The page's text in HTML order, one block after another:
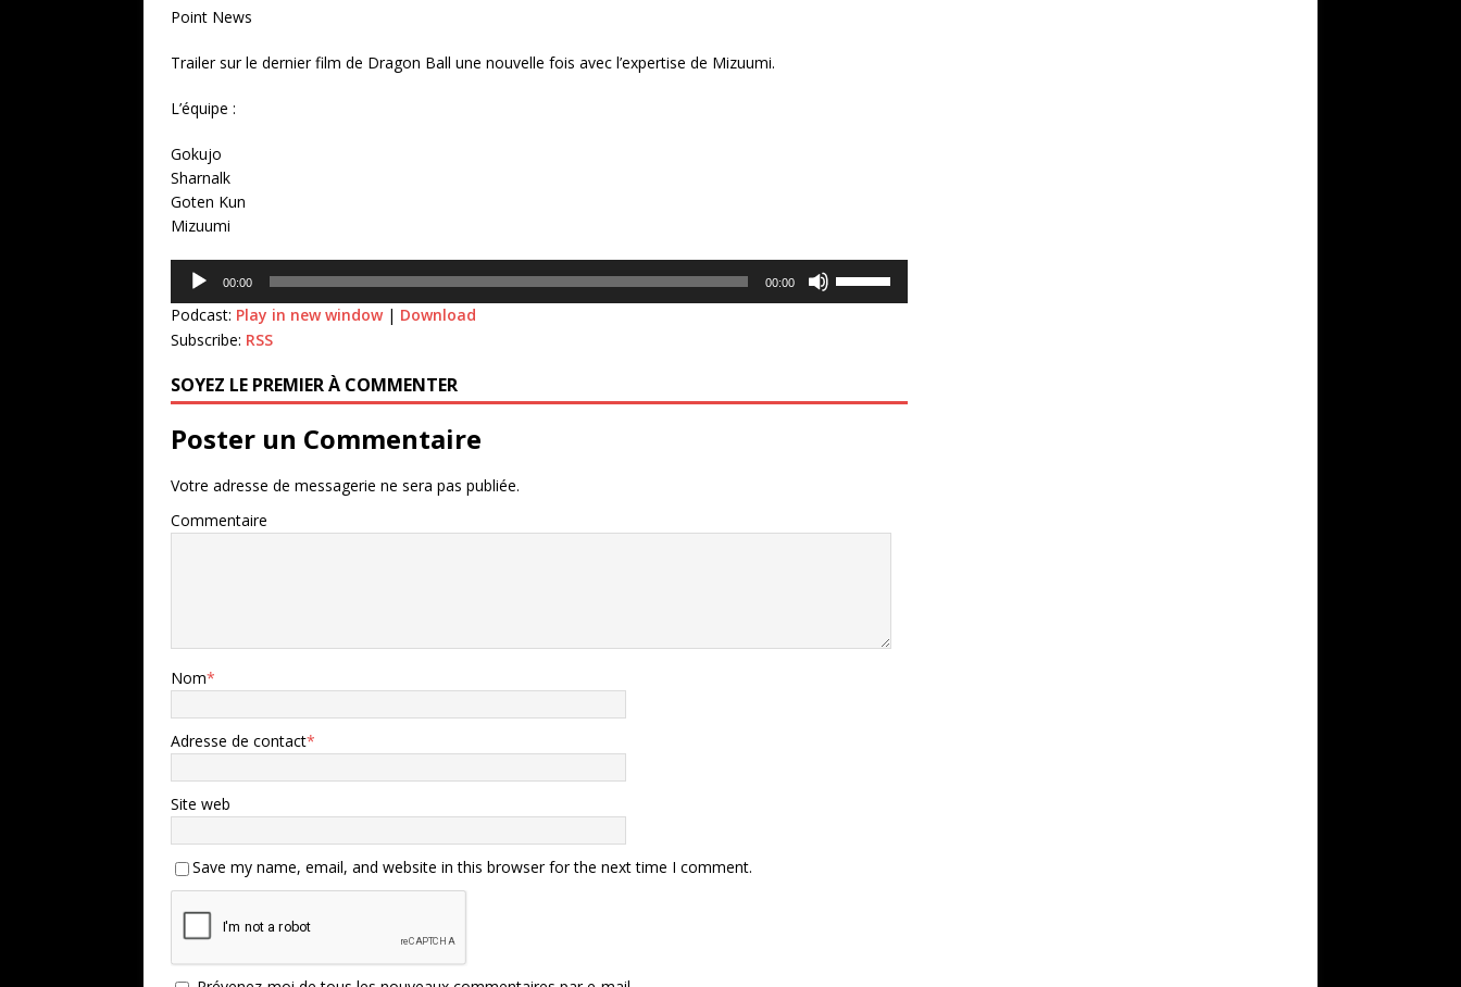
Point News
Trailer sur le dernier film de Dragon Ball une nouvelle fois avec l’expertise de Mizuumi.
L’équipe :
Gokujo
Sharnalk
Goten Kun
Mizuumi
Lecteur
audio
00:00 00:00
Podcast: Play in new window| Download
Subscribe: RSS
SOYEZ LE PREMIER À COMMENTER
Poster un Commentaire
Votre adresse de messagerie ne sera pas publiée.
Commentaire
Nom*
Adresse de contact*
Site web
Save my name, email, and website in this browser for the next time I comment.